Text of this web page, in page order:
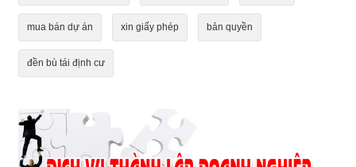
mua bán dự án xin giấy phép bản quyền
đền bù tái định cư